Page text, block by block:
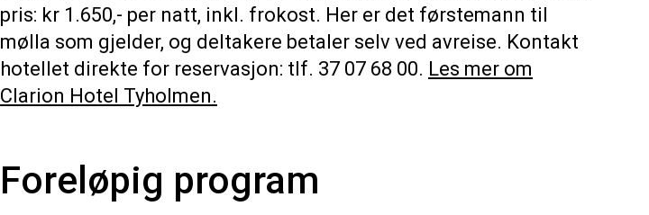
pris: kr 1.650,- per natt, inkl. frokost. Her er det førstemann til
mølla som gjelder, og deltakere betaler selv ved avreise. Kontakt
hotellet direkte for reservasjon: tlf. 37 07 68 00. Les mer om
Clarion Hotel Tyholmen.
Foreløpig program